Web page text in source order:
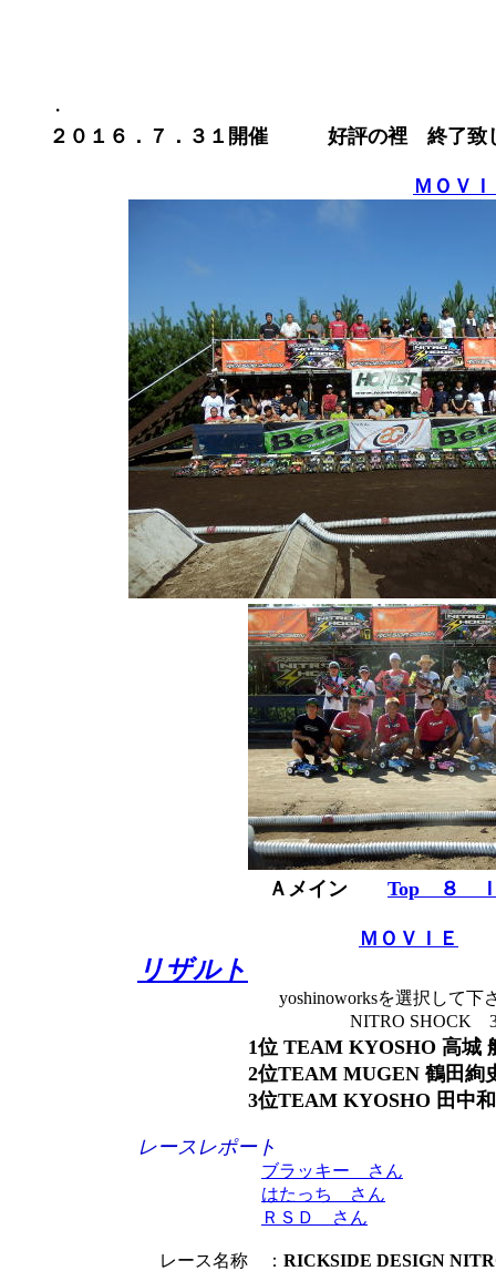
・
２０１６．７．３１開催 好評の裡 終了致
ＭＯＶ
Ａメイン Top ８ Ｉ
ＭＯＶＩＥ
リザルト
yoshinoworksを選択して下さ
NITRO SHOCK 3rdを選択
1位 TEAM KYOSHO 高城
2位TEAM MUGEN 鶴田絢史
3位TEAM KYOSHO 田中和
レースレポート
ブラッキー さん
はたっち さん
ＲＳＤ さん
レース名称 ： RICKSIDE DESIGN